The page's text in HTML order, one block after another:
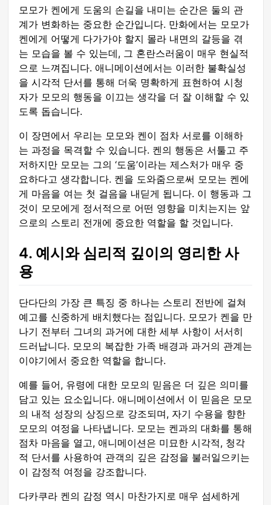
모모가 켄에게 도움의 손길을 내미는 순간은 둘의 관
계가 변화하는 중요한 순간입니다. 만화에서는 모모가
켄에게 어떻게 다가가야 할지 몰라 내면의 갈등을 겪
는 모습을 볼 수 있는데, 그 혼란스러움이 매우 현실적
으로 느껴집니다. 애니메이션에서는 이러한 불확실성
을 시각적 단서를 통해 더욱 명확하게 표현하여 시청
자가 모모의 행동을 이끄는 생각을 더 잘 이해할 수 있
도록 돕습니다.
이 장면에서 우리는 모모와 켄이 점차 서로를 이해하
는 과정을 목격할 수 있습니다. 켄의 행동은 서툴고 주
저하지만 모모는 그의 ‘도움’이라는 제스처가 매우 중
요하다고 생각합니다. 켄을 도와줌으로써 모모는 켄에
게 마음을 여는 첫 걸음을 내딛게 됩니다. 이 행동과 그
것이 모모에게 정서적으로 어떤 영향을 미치는지는 앞
으로의 스토리 전개에 중요한 역할을 할 것입니다.
4. 예시와 심리적 깊이의 영리한 사
용
단다단의 가장 큰 특징 중 하나는 스토리 전반에 걸쳐
예고를 신중하게 배치했다는 점입니다. 모모가 켄을 만
나기 전부터 그녀의 과거에 대한 세부 사항이 서서히
드러납니다. 모모의 복잡한 가족 배경과 과거의 관계는
이야기에서 중요한 역할을 합니다.
예를 들어, 유령에 대한 모모의 믿음은 더 깊은 의미를
담고 있는 요소입니다. 애니메이션에서 이 믿음은 모모
의 내적 성장의 상징으로 강조되며, 자기 수용을 향한
모모의 여정을 나타냅니다. 모모는 켄과의 대화를 통해
점차 마음을 열고, 애니메이션은 미묘한 시각적, 청각
적 단서를 사용하여 관객의 깊은 감정을 불러일으키는
이 감정적 여정을 강조합니다.
다카쿠라 켄의 감정 역시 마찬가지로 매우 섬세하게